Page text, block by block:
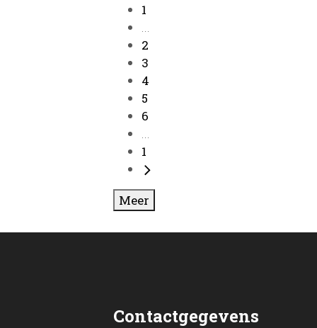
1
...
2
3
4
5
6
...
1
Meer
Contactgegevens